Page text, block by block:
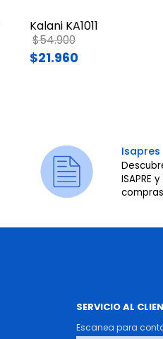
Kalani KA1011
Price reduced from
$54.900to
$21.960
Isapres
ISAPRE
SERVICIO AL
Escanea para